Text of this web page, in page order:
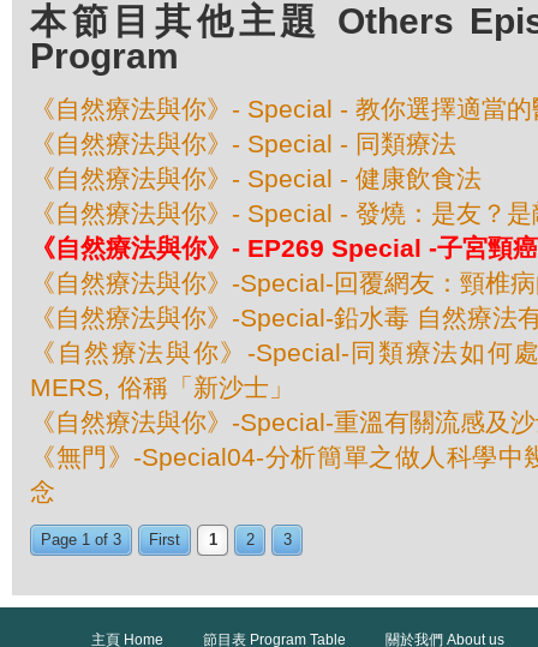
本節目其他主題 Others
Program
《自然療法與你》- Special - 教你選擇適當
《自然療法與你》- Special - 同類療法
《自然療法與你》- Special - 健康飲食法
《自然療法與你》- Special - 發燒：是友？
《自然療法與你》- EP269 Special -子宮頸
《自然療法與你》-Special-回覆網友：頸椎
《自然療法與你》-Special-鉛水毒 自然療法
《自然療法與你》-Special-同類療法如何
MERS, 俗稱「新沙士」
《自然療法與你》-Special-重溫有關流感及
《無門》-Special04-分析簡單之做人科學中
念
Page 1 of 3 First 1 2 3
主頁 Home 節目表 Program Table 關於我們 About us